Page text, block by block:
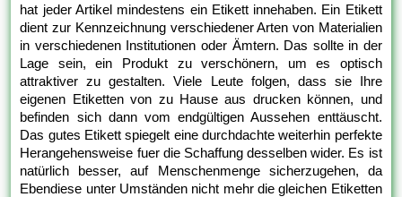
hat jeder Artikel mindestens ein Etikett innehaben. Ein Etikett
dient zur Kennzeichnung verschiedener Arten von Materialien
in verschiedenen Institutionen oder Ämtern. Das sollte in der
Lage sein, ein Produkt zu verschönern, um es optisch
attraktiver zu gestalten. Viele Leute folgen, dass sie Ihre
eigenen Etiketten von zu Hause aus drucken können, und
befinden sich dann vom endgültigen Aussehen enttäuscht.
Das gutes Etikett spiegelt eine durchdachte weiterhin perfekte
Herangehensweise fuer die Schaffung desselben wider. Es ist
natürlich besser, auf Menschenmenge sicherzugehen, da
Ebendiese unter Umständen nicht mehr die gleichen Etiketten